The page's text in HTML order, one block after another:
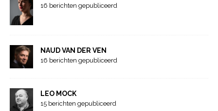
16 berichten gepubliceerd
NAUD VAN DER VEN
16 berichten gepubliceerd
LEO MOCK
15 berichten gepubliceerd